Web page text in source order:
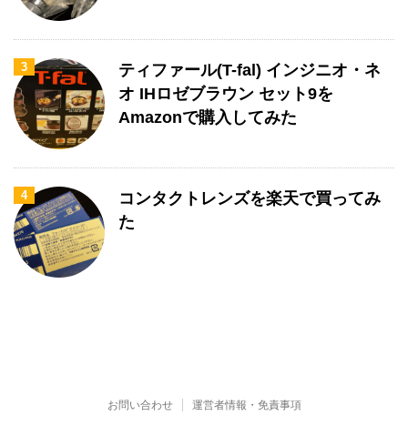
3
ティファール(T-fal) インジニオ・ネ
オ IHロゼブラウン セット9を
Amazonで購入してみた
4
コンタクトレンズを楽天で買ってみ
た
お問い合わせ 運営者情報・免責事項